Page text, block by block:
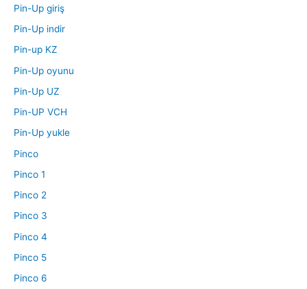
Pin-Up giriş
Pin-Up indir
Pin-up KZ
Pin-Up oyunu
Pin-Up UZ
Pin-UP VCH
Pin-Up yukle
Pinco
Pinco 1
Pinco 2
Pinco 3
Pinco 4
Pinco 5
Pinco 6